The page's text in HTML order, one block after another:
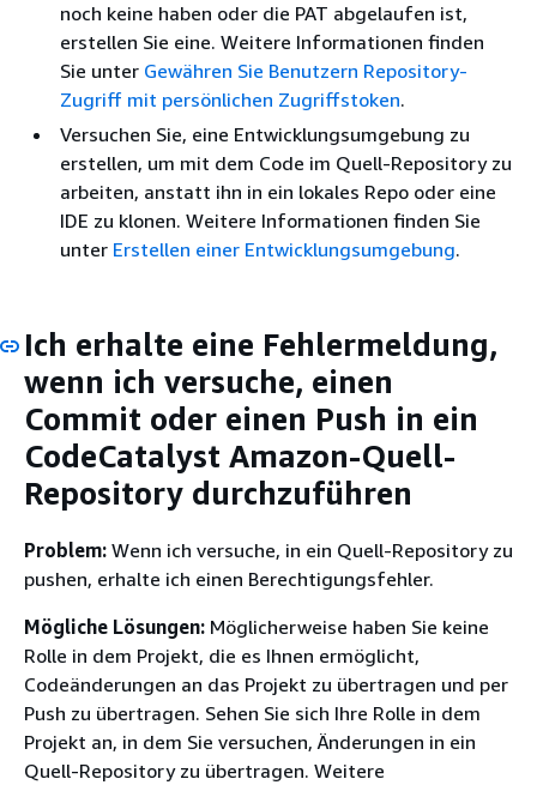
noch keine haben oder die PAT abgelaufen ist,
erstellen Sie eine. Weitere Informationen finden
Sie unter Gewähren Sie Benutzern Repository-
Zugriff mit persönlichen Zugriffstoken.
Versuchen Sie, eine Entwicklungsumgebung zu
erstellen, um mit dem Code im Quell-Repository zu
arbeiten, anstatt ihn in ein lokales Repo oder eine
IDE zu klonen. Weitere Informationen finden Sie
unter Erstellen einer Entwicklungsumgebung.
Ich erhalte eine Fehlermeldung,
wenn ich versuche, einen
Commit oder einen Push in ein
CodeCatalyst Amazon-Quell-
Repository durchzuführen
Problem: Wenn ich versuche, in ein Quell-Repository zu
pushen, erhalte ich einen Berechtigungsfehler.
Mögliche Lösungen: Möglicherweise haben Sie keine
Rolle in dem Projekt, die es Ihnen ermöglicht,
Codeänderungen an das Projekt zu übertragen und per
Push zu übertragen. Sehen Sie sich Ihre Rolle in dem
Projekt an, in dem Sie versuchen, Änderungen in ein
Quell-Repository zu übertragen. Weitere